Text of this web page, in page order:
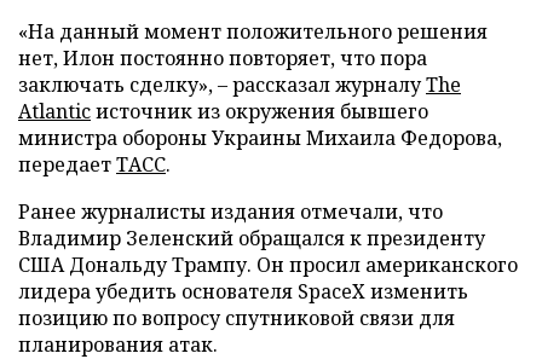
«На данный момент положительного решения
нет, Илон постоянно повторяет, что пора
заключать сделку», – рассказал журналуThe
Atlanticисточник из окружения бывшего
министра обороны Украины Михаила Федорова,
передаетТАСС.
Ранее журналисты издания отмечали, что
Владимир Зеленский обращался к президенту
США Дональду Трампу. Он просил американского
лидера убедить основателя SpaceX изменить
позицию по вопросу спутниковой связи для
планирования атак.